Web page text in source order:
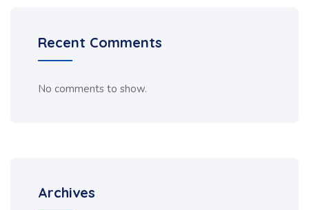
Recent Comments
No comments to show.
Archives